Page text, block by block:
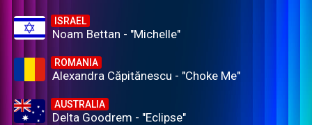
ISRAEL
Noam Bettan - "Michelle"
ROMANIA
Alexandra Căpitănescu - "Choke Me"
AUSTRALIA
Delta Goodrem - "Eclipse"